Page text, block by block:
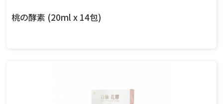
桃の酵素 (20ml x 14包)